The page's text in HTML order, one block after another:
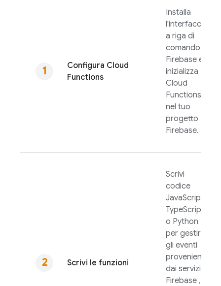
Configura Cloud
Functions
Installa
l'interfaccia
a riga di
comando
Firebase e
inizializza
Cloud
Functions
nel tuo
progetto
Firebase.
Scrivi le funzioni
Scrivi
codice
JavaScript,
TypeScript
o Python
per gestire
gli eventi
provenienti
dai servizi
Firebase ,